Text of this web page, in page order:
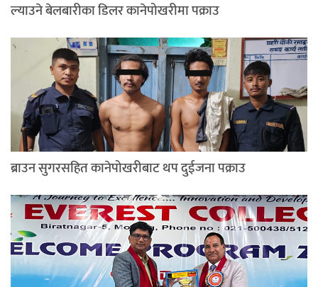
ल्याउने बेलबारीका डिलर कानेपोखरीमा पक्राउ
ब्राउन सुगरसहित कानेपोखरीबाट थप दुईजना पक्राउ